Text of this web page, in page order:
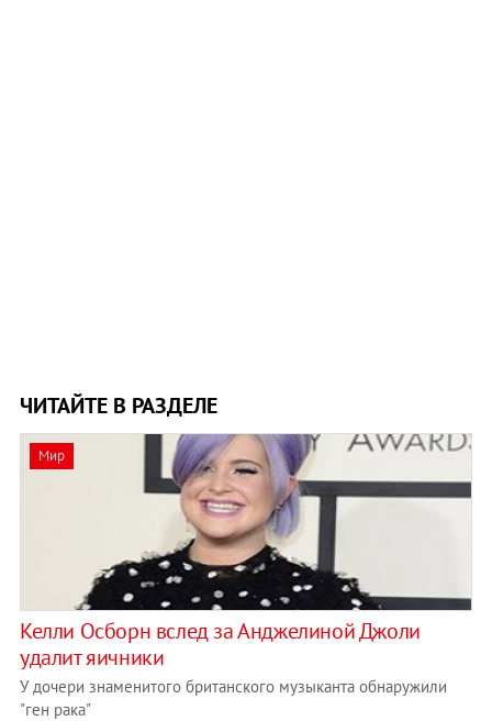
ЧИТАЙТЕ В РАЗДЕЛЕ
Мир
Келли Осборн вслед за Анджелиной Джоли
удалит яичники
У дочери знаменитого британского музыканта обнаружили
"ген рака"